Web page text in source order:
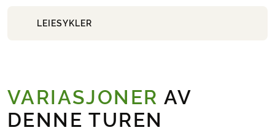
LEIESYKLER
VARIASJONER AV
DENNE TUREN